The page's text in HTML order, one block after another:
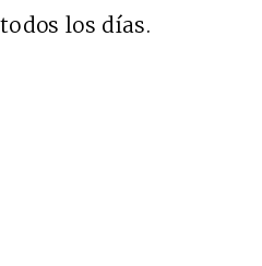
los días.